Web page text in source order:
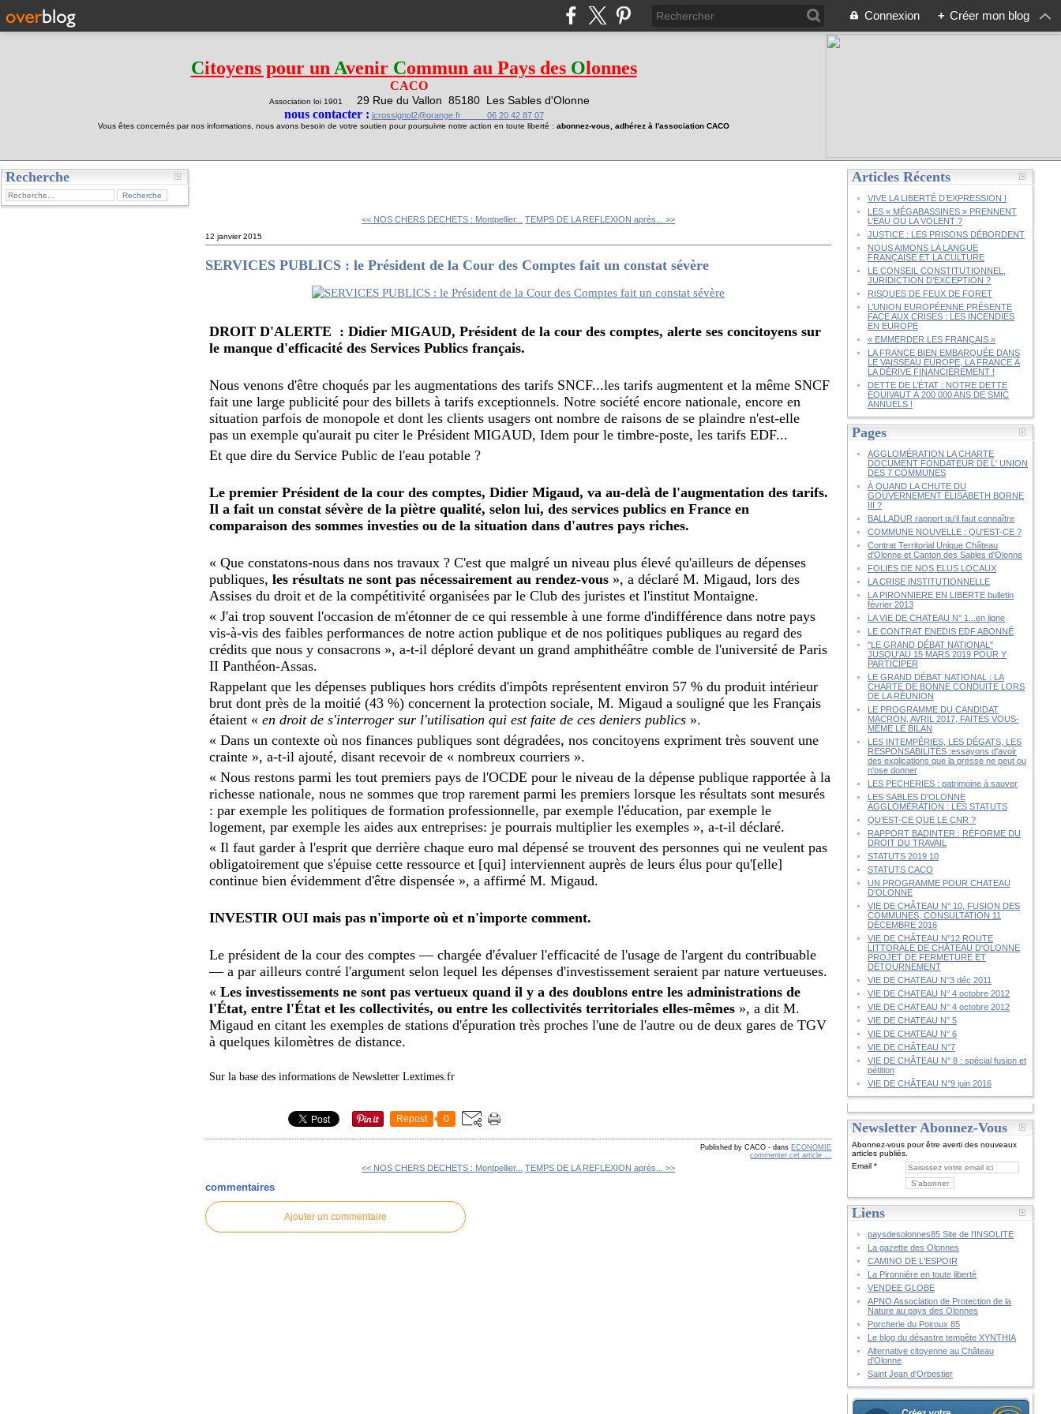
Connexion + Créer mon blog
Citoyens pour un Avenir Commun au Pays des Olonnes
CACO
Association loi 1901 29 Rue du Vallon 85180 Les Sables d'Olonne
nous contacter : jcrossignol2@orange.fr 06 20 42 87 07
Vous êtes concernés par nos informations, nous avons besoin de votre soutien pour poursuivre notre action en toute liberté : abonnez-vous, adhérez à l'association CACO
Recherche
<< NOS CHERS DECHETS : Montpellier... TEMPS DE LA REFLEXION après... >>
12 janvier 2015
SERVICES PUBLICS : le Président de la Cour des Comptes fait un constat sévère
DROIT D'ALERTE : Didier MIGAUD, Président de la cour des comptes, alerte ses concitoyens sur
le manque d'efficacité des Services Publics français.
Nous venons d'être choqués par les augmentations des tarifs SNCF...les tarifs augmentent et la même SNCF
fait une large publicité pour des billets à tarifs exceptionnels. Notre société encore nationale, encore en
situation parfois de monopole et dont les clients usagers ont nombre de raisons de se plaindre n'est-elle
pas un exemple qu'aurait pu citer le Président MIGAUD, Idem pour le timbre-poste, les tarifs EDF...
Et que dire du Service Public de l'eau potable ?
Le premier Président de la cour des comptes, Didier Migaud, va au-delà de l'augmentation des tarifs.
Il a fait un constat sévère de la piètre qualité, selon lui, des services publics en France en
comparaison des sommes investies ou de la situation dans d'autres pays riches.
« Que constatons-nous dans nos travaux ? C'est que malgré un niveau plus élevé qu'ailleurs de dépenses
publiques,les résultats ne sont pas nécessairement au rendez-vous », a déclaré M. Migaud, lors des
Assises du droit et de la compétitivité organisées par le Club des juristes et l'institut Montaigne.
« J'ai trop souvent l'occasion de m'étonner de ce qui ressemble à une forme d'indifférence dans notre pays
vis-à-vis des faibles performances de notre action publique et de nos politiques publiques au regard des
crédits que nous y consacrons », a-t-il déploré devant un grand amphithéâtre comble de l'université de Paris
II Panthéon-Assas.
Rappelant que les dépenses publiques hors crédits d'impôts représentent environ 57 % du produit intérieur
brut dont près de la moitié (43 %) concernent la protection sociale, M. Migaud a souligné que les Français
étaient «en droit de s'interroger sur l'utilisation qui est faite de ces deniers publics ».
« Dans un contexte où nos finances publiques sont dégradées, nos concitoyens expriment très souvent une
crainte », a-t-il ajouté, disant recevoir de « nombreux courriers ».
« Nous restons parmi les tout premiers pays de l'OCDE pour le niveau de la dépense publique rapportée à la
richesse nationale, nous ne sommes que trop rarement parmi les premiers lorsque les résultats sont mesurés
: par exemple les politiques de formation professionnelle, par exemple l'éducation, par exemple le
logement, par exemple les aides aux entreprises: je pourrais multiplier les exemples », a-t-il déclaré.
« Il faut garder à l'esprit que derrière chaque euro mal dépensé se trouvent des personnes qui ne veulent pas
obligatoirement que s'épuise cette ressource et [qui] interviennent auprès de leurs élus pour qu'[elle]
continue bien évidemment d'être dispensée », a affirmé M. Migaud.
INVESTIR OUI mais pas n'importe où et n'importe comment.
Le président de la cour des comptes — chargée d'évaluer l'efficacité de l'usage de l'argent du contribuable
— a par ailleurs contré l'argument selon lequel les dépenses d'investissement seraient par nature vertueuses.
«Les investissements ne sont pas vertueux quand il y a des doublons entre les administrations de
l'État, entre l'État et les collectivités, ou entre les collectivités territoriales elles-mêmes », a dit M.
Migaud en citant les exemples de stations d'épuration très proches l'une de l'autre ou de deux gares de TGV
à quelques kilomètres de distance.
Sur la base des informations de Newsletter Lextimes.fr
Repost 0
Published by CACO - dans ECONOMIE
commenter cet article
<< NOS CHERS DECHETS : Montpellier... TEMPS DE LA REFLEXION après... >>
commentaires
Ajouter un commentaire
Articles Récents
VIVE LA LIBERTÉ D’EXPRESSION !
LES « MÉGABASSINES » PRENNENT
L’EAU OU LA VOLENT ?
JUSTICE : LES PRISONS DÉBORDENT
NOUS AIMONS LA LANGUE
FRANÇAISE ET LA CULTURE
LE CONSEIL CONSTITUTIONNEL,
JURIDICTION D’EXCEPTION ?
RISQUES DE FEUX DE FORET
L’UNION EUROPÉENNE PRÉSENTE
FACE AUX CRISES : LES INCENDIES
EN EUROPE
« EMMERDER LES FRANÇAIS »
LA FRANCE BIEN EMBARQUÉE DANS
LE VAISSEAU EUROPE, LA FRANCE À
LA DÉRIVE FINANCIÈREMENT !
DETTE DE L’ÉTAT : NOTRE DETTE
ÉQUIVAUT À 200 000 ANS DE SMIC
ANNUELS !
Pages
AGGLOMÉRATION LA CHARTE
DOCUMENT FONDATEUR DE L' UNION
DES 7 COMMUNES
À QUAND LA CHUTE DU
GOUVERNEMENT ÉLISABETH BORNE
III ?
BALLADUR rapport qu'il faut connaître
COMMUNE NOUVELLE : QU'EST-CE ?
Contrat Territorial Unique Château
d'Olonne et Canton des Sables d'Olonne
FOLIES DE NOS ELUS LOCAUX
LA CRISE INSTITUTIONNELLE
LA PIRONNIERE EN LIBERTE bulletin
février 2013
LA VIE DE CHATEAU N° 1...en ligne
LE CONTRAT ENEDIS EDF ABONNÉ
"LE GRAND DÉBAT NATIONAL"
JUSQU'AU 15 MARS 2019 POUR Y
PARTICIPER
LE GRAND DÉBAT NATIONAL : LA
CHARTE DE BONNE CONDUITE LORS
DE LA RÉUNION
LE PROGRAMME DU CANDIDAT
MACRON, AVRIL 2017, FAITES VOUS-
MÊME LE BILAN
LES INTEMPÉRIES, LES DÉGATS, LES
RESPONSABILITÉS :essayons d'avoir
des explications que la presse ne peut ou
n'ose donner
LES PECHERIES : patrimoine à sauver
LES SABLES D'OLONNE
AGGLOMÉRATION : LES STATUTS
QU’EST-CE QUE LE CNR ?
RAPPORT BADINTER : RÉFORME DU
DROIT DU TRAVAIL
STATUTS 2019 10
STATUTS CACO
UN PROGRAMME POUR CHATEAU
D'OLONNE
VIE DE CHÂTEAU N° 10, FUSION DES
COMMUNES, CONSULTATION 11
DÉCEMBRE 2016
VIE DE CHÂTEAU N°12 ROUTE
LITTORALE DE CHÂTEAU D'OLONNE
PROJET DE FERMETURE ET
DÉTOURNEMENT
VIE DE CHATEAU N°3 déc 2011
VIE DE CHATEAU N° 4 octobre 2012
VIE DE CHATEAU N° 4 octobre 2012
VIE DE CHATEAU N° 5
VIE DE CHATEAU N° 6
VIE DE CHÂTEAU N°7
VIE DE CHÂTEAU N° 8 : spécial fusion et
pétition
VIE DE CHÂTEAU N°9 juin 2016
Newsletter Abonnez-Vous
Abonnez-vous pour être averti des nouveaux
articles publiés.
Email
Liens
paysdesolonnes85 Site de l'INSOLITE
La gazette des Olonnes
CAMINO DE L'ESPOIR
La Pironnière en toute liberté
VENDEE GLOBE
APNO Association de Protection de la
Nature au pays des Olonnes
Porcherie du Poiroux 85
Le blog du désastre tempête XYNTHIA
Alternative citoyenne au Château
d'Olonne
Saint Jean d'Orbestier